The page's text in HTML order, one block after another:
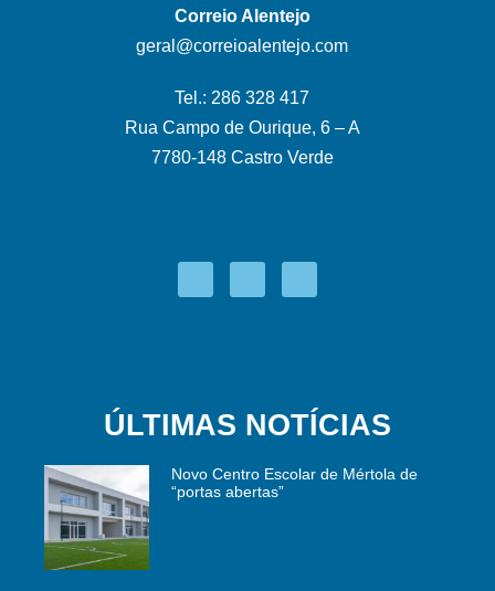
Correio Alentejo
geral@correioalentejo.com
Tel.: 286 328 417
Rua Campo de Ourique, 6 – A
7780-148 Castro Verde
ÚLTIMAS NOTÍCIAS
Novo Centro Escolar de Mértola de
“portas abertas”